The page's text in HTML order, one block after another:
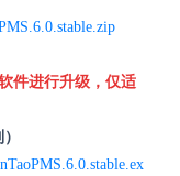
件进行升级，仅适